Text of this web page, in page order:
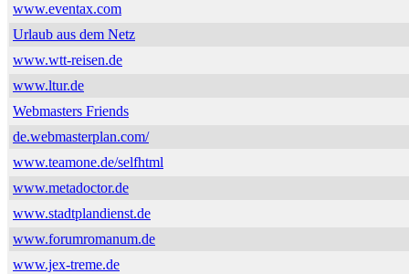
www.eventax.com
Urlaub aus dem Netz
www.wtt-reisen.de
www.ltur.de
Webmasters Friends
de.webmasterplan.com/
www.teamone.de/selfhtml
www.metadoctor.de
www.stadtplandienst.de
www.forumromanum.de
www.jex-treme.de